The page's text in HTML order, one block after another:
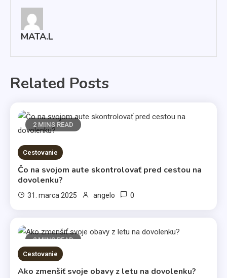
MATA.L
Related Posts
2 MINS READ
Cestovanie
Čo na svojom aute skontrolovať pred cestou na
dovolenku?
31. marca 2025 angelo 0
2 MINS READ
Cestovanie
Ako zmenšiť svoje obavy z letu na dovolenku?
3